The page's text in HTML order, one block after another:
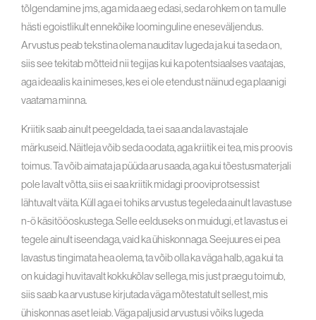
tõlgendamine jms, aga mida aeg edasi, seda rohkem on ta mulle
hästi egoistlikult ennekõike loominguline eneseväljendus.
Arvustus peab tekstina olema nauditav lugeda ja kui ta seda on,
siis see tekitab mõtteid nii tegijas kui ka potentsiaalses vaatajas,
aga ideaalis ka inimeses, kes ei ole etendust näinud ega plaanigi
vaatama minna.
Kriitik saab ainult peegeldada, ta ei saa anda lavastajale
märkuseid. Näitleja võib seda oodata, aga kriitik ei tea, mis proovis
toimus. Ta võib aimata ja püüda aru saada, aga kui tõestusmaterjali
pole lavalt võtta, siis ei saa kriitik midagi prooviprotsessist
lähtuvalt väita. Küll aga ei tohiks arvustus tegeleda ainult lavastuse
n-ö käsitööoskustega. Selle eelduseks on muidugi, et lavastus ei
tegele ainult iseendaga, vaid ka ühiskonnaga. Seejuures ei pea
lavastus tingimata hea olema, ta võib olla ka väga halb, aga kui ta
on kuidagi huvitavalt kokkukõlav sellega, mis just praegu toimub,
siis saab ka arvustuse kirjutada väga mõtestatult sellest, mis
ühiskonnas aset leiab. Väga paljusid arvustusi võiks lugeda